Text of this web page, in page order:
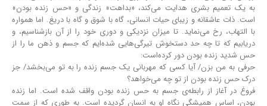
به یک تعمیم بشری هدایت می‌کند، «بداهت» زندگی و «حس زنده بودن»
است. ذات عاشقانه و زیبای حیات انسانی، گاه با شوق و گاه با دریغ. اما همواره
با التهاب، رخ می‌نماید. تا میزان نزدیکی و دوری خود را از آن بازشناسیم، و
دریابیم که تا چه حد دستخوش تیرگی‌هایی شده‌ایم که جسم و ذهن ما را از
حس شدید زنده بودن دور کرده‌است:
حرفی به من بزن/ آیا کسی که مهربانی یک جسم زنده را به تو می‌بخشد/ جز
درک حس زنده بودن از تو چه می‌خواهد؟
فروغ در آغاز از رابطه‌ی جسم به حس زنده بودن واقف شده‌ است. اما زنده
بودن، اساس همیشگی نگاه او به انسان گردیده‌ است. به طوری که از سمت